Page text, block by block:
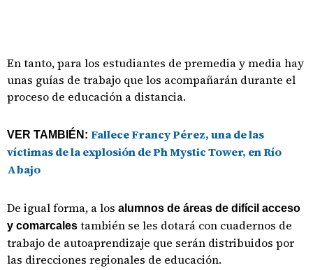
En tanto, para los estudiantes de premedia y media hay
unas guías de trabajo que los acompañarán durante el
proceso de educación a distancia.
VER TAMBIÉN: Fallece Francy Pérez, una de las
víctimas de la explosión de Ph Mystic Tower, en Río
Abajo
De igual forma, a los alumnos de áreas de difícil acceso
y comarcales también se les dotará con cuadernos de
trabajo de autoaprendizaje que serán distribuidos por
las direcciones regionales de educación.